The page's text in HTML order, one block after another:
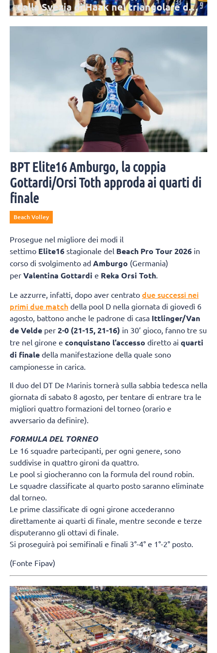
dalla Svezia di Haak nel triangolare di
Urbino
BPT Elite16 Amburgo, la coppia
Gottardi/Orsi Toth approda ai quarti di
finale
Beach Volley
Prosegue nel migliore dei modi il
settimo Elite16 stagionale del Beach Pro Tour 2026 in
corso di svolgimento ad Amburgo (Germania)
per Valentina Gottardi e Reka Orsi Toth.
Le azzurre, infatti, dopo aver centrato due successi nei
primi due match della pool D nella giornata di giovedì 6
agosto, battono anche le padrone di casa Ittlinger/Van
de Velde per 2-0 (21-15, 21-16) in 30’ gioco, fanno tre su
tre nel girone e conquistano l’accesso diretto ai quarti
di finale della manifestazione della quale sono
campionesse in carica.
Il duo del DT De Marinis tornerà sulla sabbia tedesca nella
giornata di sabato 8 agosto, per tentare di entrare tra le
migliori quattro formazioni del torneo (orario e
avversario da definire).
FORMULA DEL TORNEO
Le 16 squadre partecipanti, per ogni genere, sono
suddivise in quattro gironi da quattro.
Le pool si giocheranno con la formula del round robin.
Le squadre classificate al quarto posto saranno eliminate
dal torneo.
Le prime classificate di ogni girone accederanno
direttamente ai quarti di finale, mentre seconde e terze
disputeranno gli ottavi di finale.
Si proseguirà poi semifinali e finali 3°-4° e 1°-2° posto.
(Fonte Fipav)